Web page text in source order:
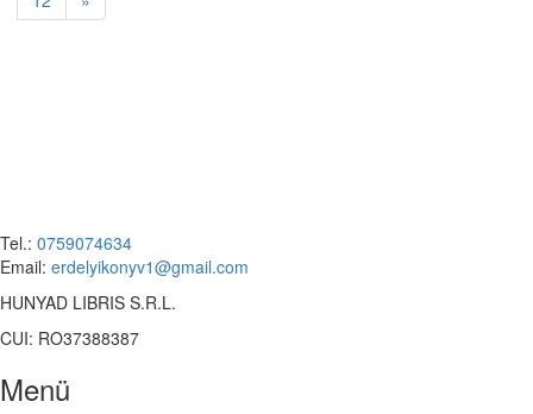
Tel.: 0759074634
Email: erdelyikonyv1@gmail.com
HUNYAD LIBRIS S.R.L.
CUI: RO37388387
Menü